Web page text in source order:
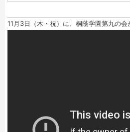
11月3日（木・祝）に、桐蔭学園第九の会